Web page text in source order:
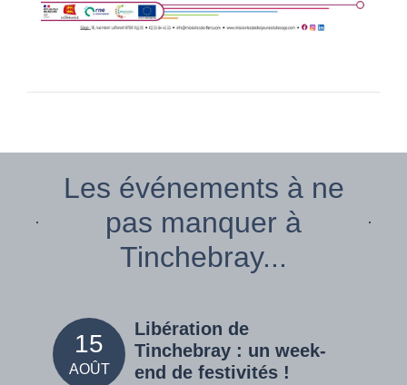
Les événements à ne
pas manquer à
Tinchebray...
15
AOÛT
Libération de
Tinchebray : un week-
end de festivités !